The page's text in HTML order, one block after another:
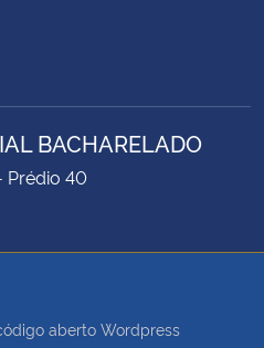
BACHARELADO
Prédio 40
aberto Wordpress